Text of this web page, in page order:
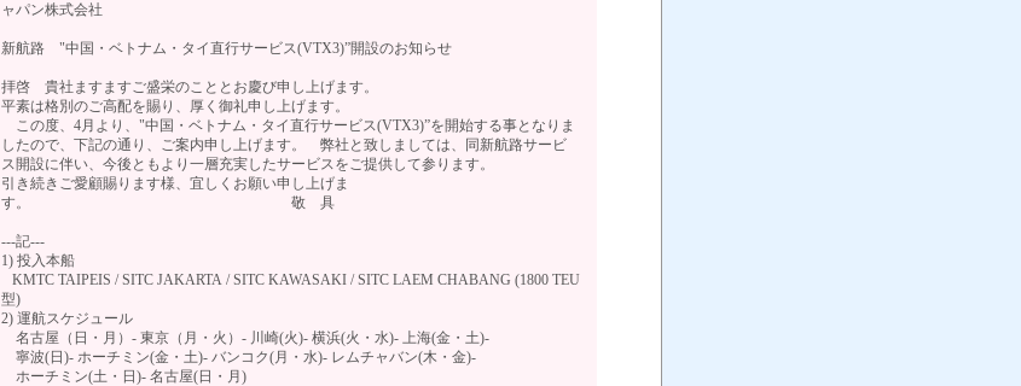
ャパン株式会社
新航路 "中国・ベトナム・タイ直行サービス(VTX3)”開設のお知らせ
拝啓 貴社ますますご盛栄のこととお慶び申し上げます。
平素は格別のご高配を賜り、厚く御礼申し上げます。
この度、4月より、"中国・ベトナム・タイ直行サービス(VTX3)”を開始する事となりま
したので、下記の通り、ご案内申し上げます。 弊社と致しましては、同新航路サービ
ス開設に伴い、今後ともより一層充実したサービスをご提供して参ります。
引き続きご愛顧賜ります様、宜しくお願い申し上げま
す。 敬 具
---記---
1) 投入本船
KMTC TAIPEIS / SITC JAKARTA / SITC KAWASAKI / SITC LAEM CHABANG (1800 TEU
型)
2) 運航スケジュール
名古屋（日・月）- 東京（月・火）- 川崎(火)- 横浜(火・水)- 上海(金・土)-
寧波(日)- ホーチミン(金・土)- バンコク(月・水)- レムチャバン(木・金)-
ホーチミン(土・日)- 名古屋(日・月)